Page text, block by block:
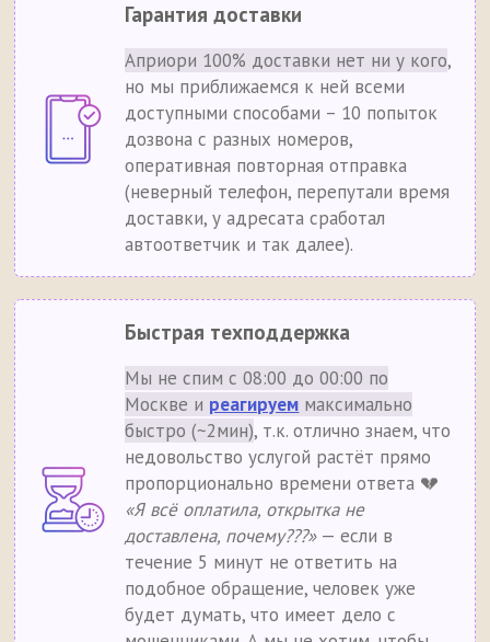
Гарантия доставки
Априори 100% доставки нет ни у кого,
но мы приближаемся к ней всеми
доступными способами – 10 попыток
дозвона с разных номеров,
оперативная повторная отправка
(неверный телефон, перепутали время
доставки, у адресата сработал
автоответчик и так далее).
Быстрая техподдержка
Мы не спим с 08:00 до 00:00 по
Москве и реагируем максимально
быстро (~2мин), т.к. отлично знаем, что
недовольство услугой растёт прямо
пропорционально времени ответа 💔
«Я всё оплатила, открытка не
доставлена, почему???»— если в
течение 5 минут не ответить на
подобное обращение, человек уже
будет думать, что имеет дело с